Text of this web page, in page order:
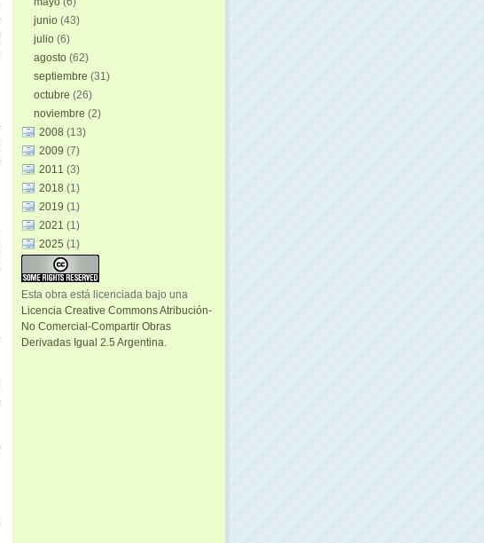
junio(43)
julio(6)
agosto(62)
septiembre(31)
octubre(26)
noviembre(2)
2008 (13)
2009 (7)
2011 (3)
2018 (1)
2019 (1)
2021 (1)
2025 (1)
Esta obra está licenciada bajo una
Licencia Creative Commons Atribución-
No Comercial-Compartir Obras
Derivadas Igual 2.5 Argentina.